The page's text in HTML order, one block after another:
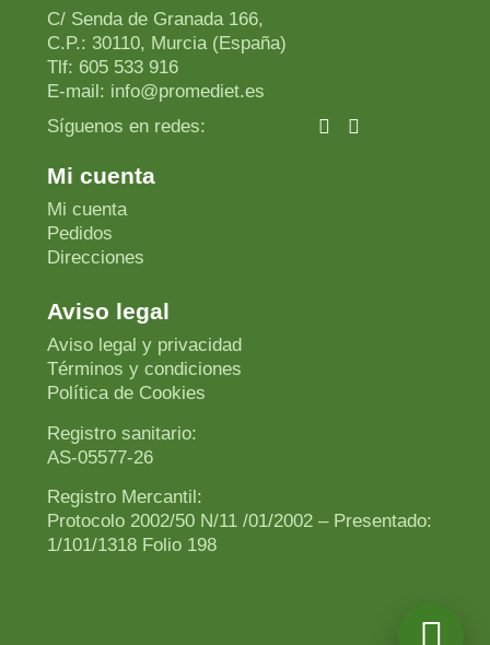
C/ Senda de Granada 166,
C.P.: 30110, Murcia (España)
Tlf: 605 533 916
E-mail: info@promediet.es
Síguenos en redes:
Mi cuenta
Mi cuenta
Pedidos
Direcciones
Aviso legal
Aviso legal y privacidad
Términos y condiciones
Política de Cookies
Registro sanitario:
AS-05577-26
Registro Mercantil:
Protocolo 2002/50 N/11 /01/2002 – Presentado:
1/101/1318 Folio 198